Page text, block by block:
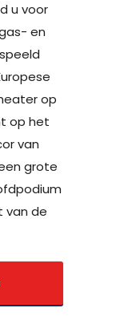
u voor
en
op
op het
van
grote
van de